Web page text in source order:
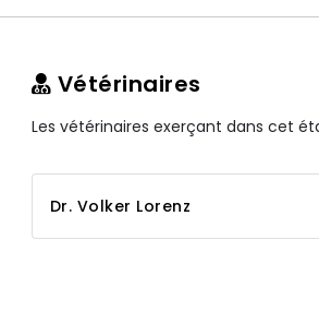
Vétérinaires
Les vétérinaires exerçant dans cet
Dr. Volker Lorenz